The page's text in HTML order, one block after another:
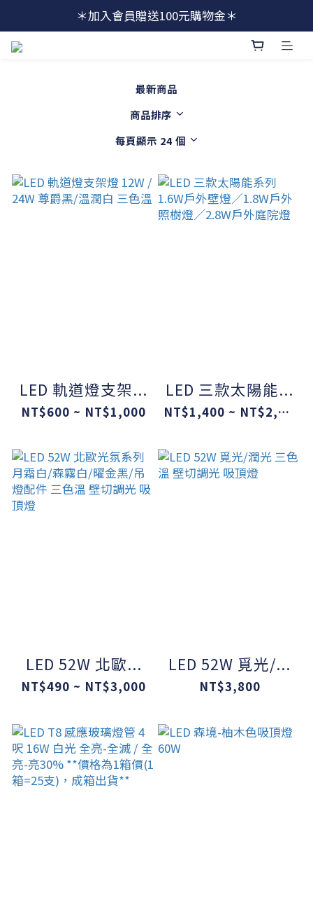
＊加入會員贈送100元購物金＊
最新商品
商品排序
每頁顯示 24 個
LED 軌道燈支架...
NT$600 ~ NT$1,000
LED 三款太陽能...
NT$1,400 ~ NT$2,400
LED 52W 北歐...
NT$490 ~ NT$3,000
LED 52W 覓光/...
NT$3,800